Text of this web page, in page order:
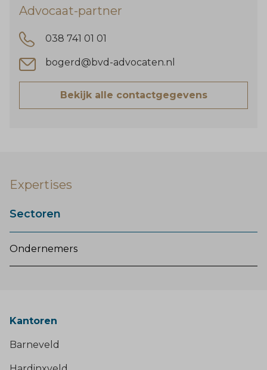
Advocaat-partner
038 741 01 01
bogerd@bvd-advocaten.nl
Bekijk alle contactgegevens
Expertises
Sectoren
Ondernemers
Kantoren
Barneveld